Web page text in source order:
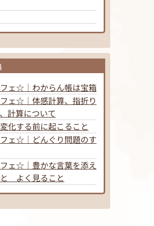
ェ☆｜わからん帳は宝箱
ェ☆｜体感計算、指折り
計算について
化する前に起こること
ェ☆｜どんぐり問題のす
ェ☆｜豊かな言葉を添え
よく見ること